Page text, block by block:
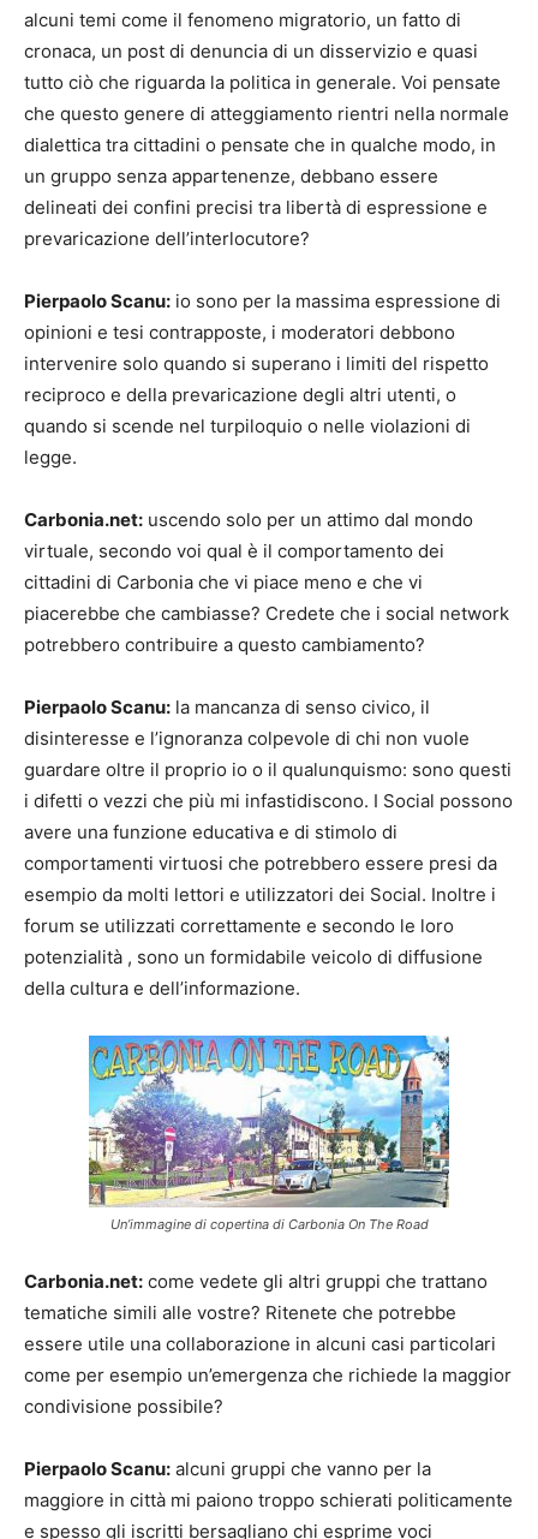
alcuni temi come il fenomeno migratorio, un fatto di
cronaca, un post di denuncia di un disservizio e quasi
tutto ciò che riguarda la politica in generale. Voi pensate
che questo genere di atteggiamento rientri nella normale
dialettica tra cittadini o pensate che in qualche modo, in
un gruppo senza appartenenze, debbano essere
delineati dei confini precisi tra libertà di espressione e
prevaricazione dell’interlocutore?
Pierpaolo Scanu: io sono per la massima espressione di
opinioni e tesi contrapposte, i moderatori debbono
intervenire solo quando si superano i limiti del rispetto
reciproco e della prevaricazione degli altri utenti, o
quando si scende nel turpiloquio o nelle violazioni di
legge.
Carbonia.net: uscendo solo per un attimo dal mondo
virtuale, secondo voi qual è il comportamento dei
cittadini di Carbonia che vi piace meno e che vi
piacerebbe che cambiasse? Credete che i social network
potrebbero contribuire a questo cambiamento?
Pierpaolo Scanu: la mancanza di senso civico, il
disinteresse e l’ignoranza colpevole di chi non vuole
guardare oltre il proprio io o il qualunquismo: sono questi
i difetti o vezzi che più mi infastidiscono. I Social possono
avere una funzione educativa e di stimolo di
comportamenti virtuosi che potrebbero essere presi da
esempio da molti lettori e utilizzatori dei Social. Inoltre i
forum se utilizzati correttamente e secondo le loro
potenzialità , sono un formidabile veicolo di diffusione
della cultura e dell’informazione.
Un’immagine di copertina di Carbonia On The Road
Carbonia.net: come vedete gli altri gruppi che trattano
tematiche simili alle vostre? Ritenete che potrebbe
essere utile una collaborazione in alcuni casi particolari
come per esempio un’emergenza che richiede la maggior
condivisione possibile?
Pierpaolo Scanu: alcuni gruppi che vanno per la
maggiore in città mi paiono troppo schierati politicamente
e spesso gli iscritti bersagliano chi esprime voci